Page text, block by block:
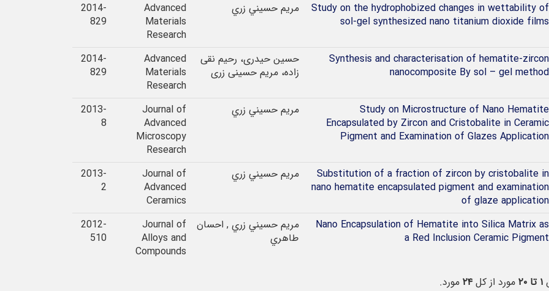
Study on the hydrophobized changes in wettability of
sol-gel synthesized nano titanium dioxide films
مريم حسيني زري
Advanced
Materials
Research
2014-
829
Synthesis and characterisation of hematite-zircon
nanocomposite By sol – gel method
حسین حیدری، رحیم نقی
زاده، مريم حسینی زری
Advanced
Materials
Research
2014-
829
Study on Microstructure of Nano Hematite
Encapsulated by Zircon and Cristobalite in Ceramic
Pigment and Examination of Glazes Application
مريم حسيني زري
Journal of
Advanced
Microscopy
Research
2013-
8
Substitution of a fraction of zircon by cristobalite in
nano hematite encapsulated pigment and examination
of glaze application
مريم حسيني زري
Journal of
Advanced
Ceramics
2013-
2
Nano Encapsulation of Hematite into Silica Matrix as
a Red Inclusion Ceramic Pigment
مريم حسيني زري , احسان
طاهري
Journal of
Alloys and
Compounds
2012-
510
۱ تا ۲۰ مورد از کل۲۴ مورد.